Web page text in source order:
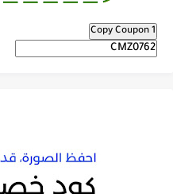
Copy Coupon 1